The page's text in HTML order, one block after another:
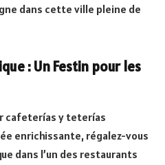
dans cette ville pleine de
: Un Festin pour les
cafeterías y teterías
enrichissante, régalez-vous
dans l’un des restaurants